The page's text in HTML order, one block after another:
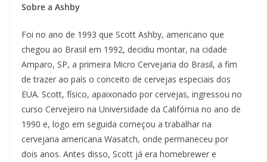
Sobre a Ashby
Foi no ano de 1993 que Scott Ashby, americano que
chegou ao Brasil em 1992, decidiu montar, na cidade
Amparo, SP, a primeira Micro Cervejaria do Brasil, a fim
de trazer ao país o conceito de cervejas especiais dos
EUA. Scott, físico, apaixonado por cervejas, ingressou no
curso Cervejeiro na Universidade da Califórnia no ano de
1990 e, logo em seguida começou a trabalhar na
cervejaria americana Wasatch, onde permaneceu por
dois anos. Antes disso, Scott já era homebrewer e